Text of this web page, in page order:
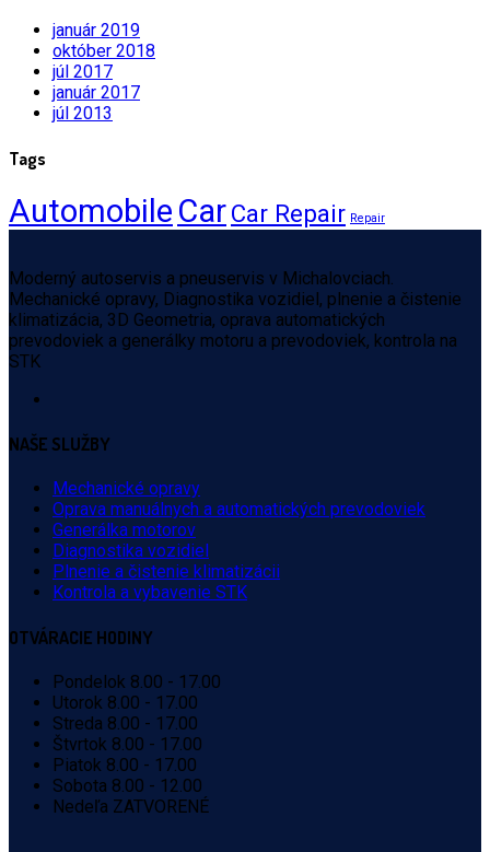
január 2019
október 2018
júl 2017
január 2017
júl 2013
Tags
Automobile CarCar Repair Repair
Moderný autoservis a pneuservis v Michalovciach.
Mechanické opravy, Diagnostika vozidiel, plnenie a čistenie
klimatizácia, 3D Geometria, oprava automatických
prevodoviek a generálky motoru a prevodoviek, kontrola na
STK
NAŠE SLUŽBY
Mechanické opravy
Oprava manuálnych a automatických prevodoviek
Generálka motorov
Diagnostika vozidiel
Plnenie a čistenie klimatizácii
Kontrola a vybavenie STK
OTVÁRACIE HODINY
Pondelok 8.00 - 17.00
Utorok 8.00 - 17.00
Streda 8.00 - 17.00
Štvrtok 8.00 - 17.00
Piatok 8.00 - 17.00
Sobota 8.00 - 12.00
Nedeľa ZATVORENÉ